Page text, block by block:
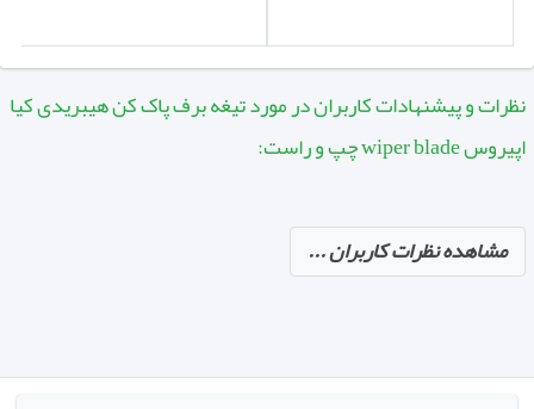
نظرات و پیشنهادات کاربران در مورد تیغه برف پاک کن هیبریدی کیا
اپیروس wiper blade چپ و راست:
مشاهده نظرات کاربران ...